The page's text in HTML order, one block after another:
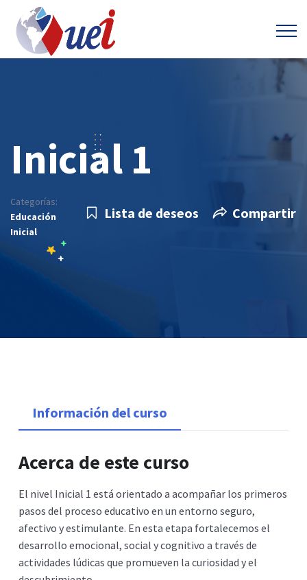
Inicial 1
Categorías:
Educación
Inicial
Lista de deseos Compartir
Información del curso
Acerca de este curso
El nivel Inicial 1 está orientado a acompañar los primeros
pasos del proceso educativo en un entorno seguro,
afectivo y estimulante. En esta etapa fortalecemos el
desarrollo emocional, social y cognitivo a través de
actividades lúdicas que promueven la curiosidad y el